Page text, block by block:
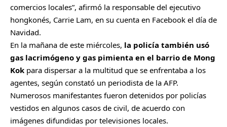
comercios locales”, afirmó la responsable del ejecutivo
hongkonés, Carrie Lam, en su cuenta en Facebook el día de
Navidad.
En la mañana de este miércoles, la policía también usó
gas lacrimógeno y gas pimienta en el barrio de Mong
Kok para dispersar a la multitud que se enfrentaba a los
agentes, según constató un periodista de la AFP.
Numerosos manifestantes fueron detenidos por policías
vestidos en algunos casos de civil, de acuerdo con
imágenes difundidas por televisiones locales.